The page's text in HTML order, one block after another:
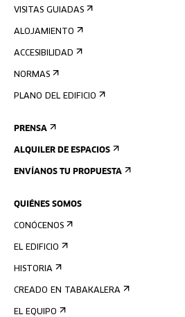
VISITAS GUIADAS
ALOJAMIENTO
ACCESIBILIDAD
NORMAS
PLANO DEL EDIFICIO
PRENSA
ALQUILER DE ESPACIOS
ENVÍANOS TU PROPUESTA
QUIÉNES SOMOS
CONÓCENOS
EL EDIFICIO
HISTORIA
CREADO EN TABAKALERA
EL EQUIPO